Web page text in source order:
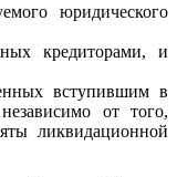
юридического
кредиторами, и
вступившим в
от того,
ликвидационной